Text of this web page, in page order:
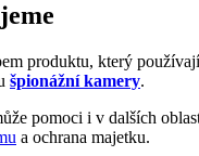
produktu, který
špionážní kamery.
pomoci i v dalších
a ochrana majetku.